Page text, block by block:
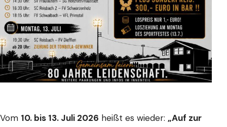
Vom 10. bis 13. Juli 2026 heißt es wieder: „Auf zur